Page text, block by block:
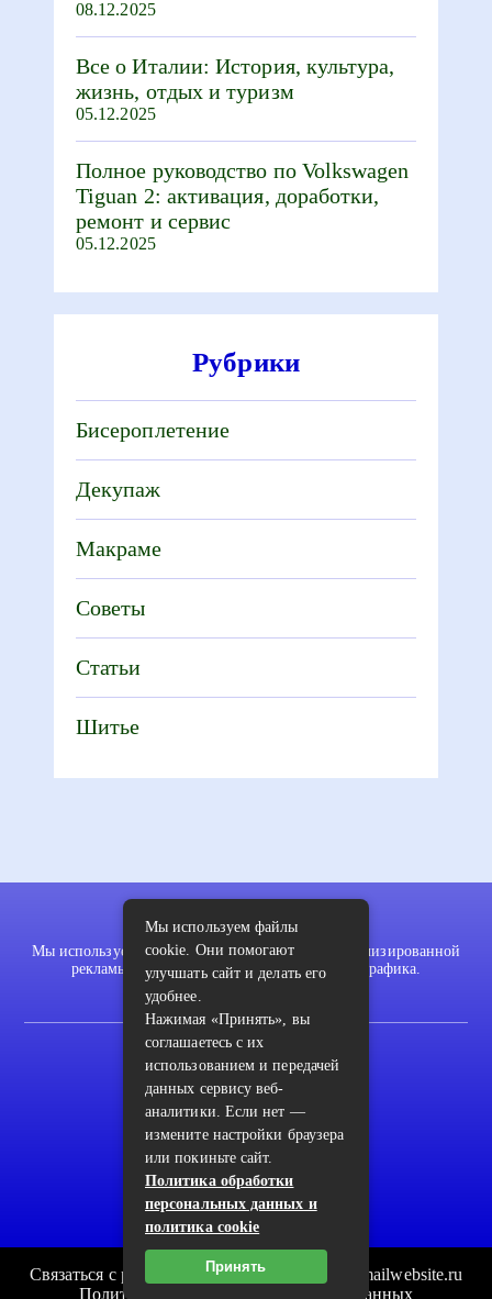
08.12.2025
Все о Италии: История, культура,
жизнь, отдых и туризм
05.12.2025
Полное руководство по Volkswagen
Tiguan 2: активация, доработки,
ремонт и сервис
05.12.2025
Рубрики
Бисероплетение
Декупаж
Макраме
Советы
Статьи
Шитье
Мы используем файлы cookie для показа персонализированной
рекламы и/или контента и анализа нашего трафика.
Карта сайта
Пользовательское соглашение
Архив
Связаться с редакцией сайта: pykodelki.ru@mailwebsite.ru
Политика обработки персональных данных
Мы используем файлы
cookie. Они помогают
улучшать сайт и делать его
удобнее.
Нажимая «Принять», вы
соглашаетесь с их
использованием и передачей
данных сервису веб-
аналитики. Если нет —
измените настройки браузера
или покиньте сайт.
Политика обработки
персональных данных и
политика cookie
Принять